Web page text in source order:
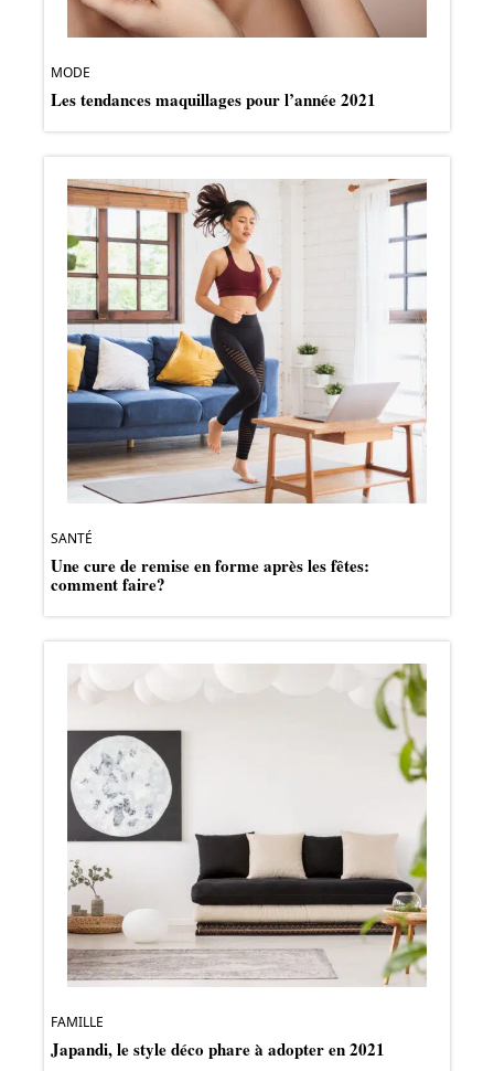
MODE
Les tendances maquillages pour l’année 2021
SANTÉ
Une cure de remise en forme après les fêtes:
comment faire?
FAMILLE
Japandi, le style déco phare à adopter en 2021